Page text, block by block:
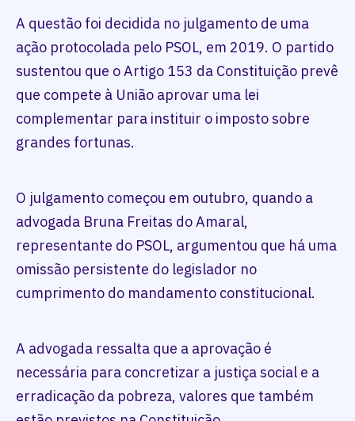
A questão foi decidida no julgamento de uma
ação protocolada pelo PSOL, em 2019. O partido
sustentou que o Artigo 153 da Constituição prevê
que compete à União aprovar uma lei
complementar para instituir o imposto sobre
grandes fortunas.
O julgamento começou em outubro, quando a
advogada Bruna Freitas do Amaral,
representante do PSOL, argumentou que há uma
omissão persistente do legislador no
cumprimento do mandamento constitucional.
A advogada ressalta que a aprovação é
necessária para concretizar a justiça social e a
erradicação da pobreza, valores que também